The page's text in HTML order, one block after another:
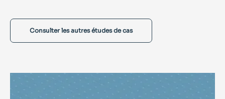
Consulter les autres études de cas